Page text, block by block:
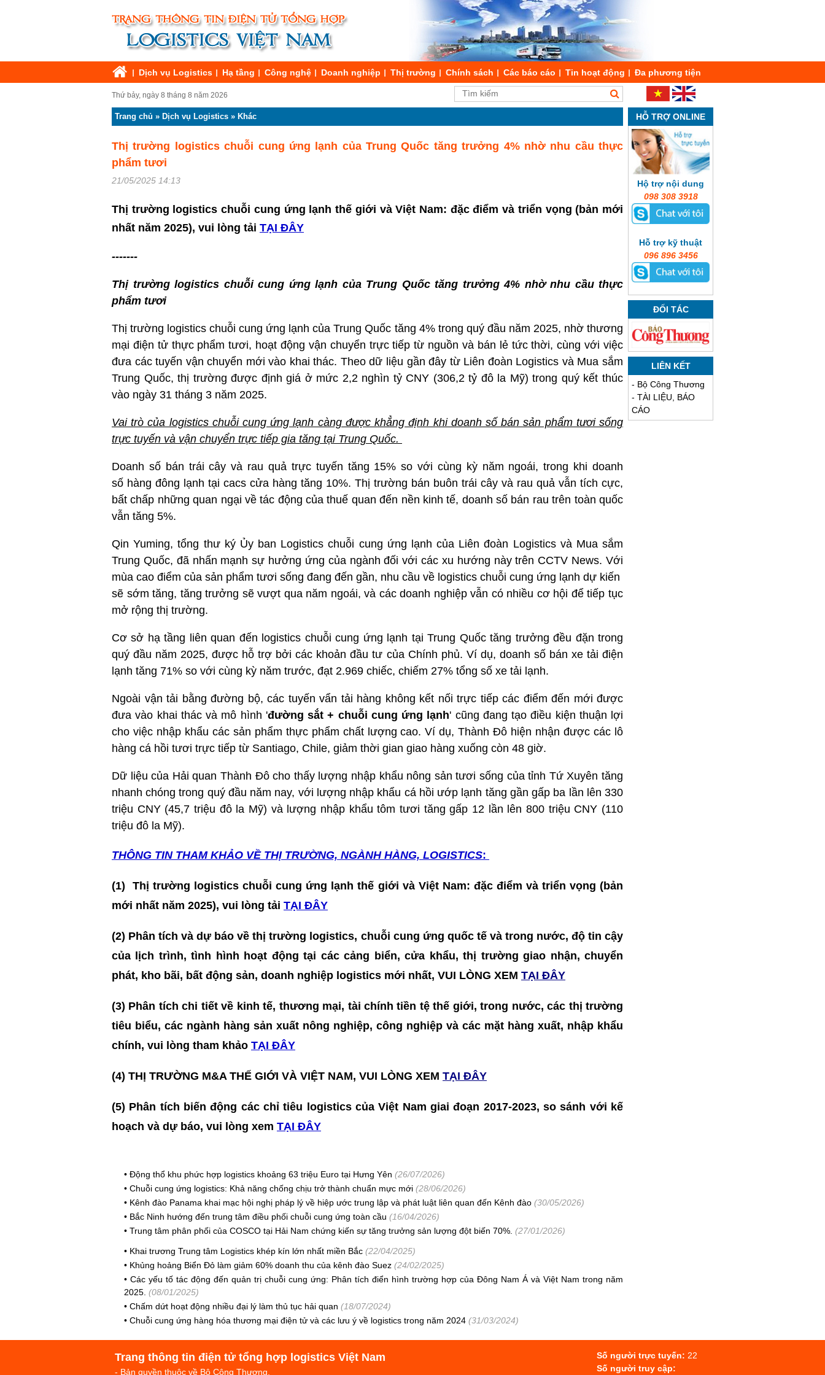
Dịch vụ Logistics Hạ tầng Công nghệ Doanh nghiệp Thị trường Chính sách Các báo cáo Tin hoạt động Đa phương tiện
Thứ bảy, ngày 8 tháng 8 năm 2026
Trang chủ » Dịch vụ Logistics » Khác
Thị trường logistics chuỗi cung ứng lạnh của Trung Quốc tăng trưởng 4% nhờ nhu cầu thực
phẩm tươi
21/05/2025 14:13
Thị trường logistics chuỗi cung ứng lạnh thế giới và Việt Nam: đặc điểm và triển vọng (bản mới
nhất năm 2025), vui lòng tải TẠI ĐÂY
-------
Thị trường logistics chuỗi cung ứng lạnh của Trung Quốc tăng trưởng 4% nhờ nhu cầu thực
phẩm tươi
Thị trường logistics chuỗi cung ứng lạnh của Trung Quốc tăng 4% trong quý đầu năm 2025, nhờ thương
mại điện tử thực phẩm tươi, hoạt động vận chuyển trực tiếp từ nguồn và bán lẻ tức thời, cùng với việc
đưa các tuyến vận chuyển mới vào khai thác. Theo dữ liệu gần đây từ Liên đoàn Logistics và Mua sắm
Trung Quốc, thị trường được định giá ở mức 2,2 nghìn tỷ CNY (306,2 tỷ đô la Mỹ) trong quý kết thúc
vào ngày 31 tháng 3 năm 2025.
Vai trò của logistics chuỗi cung ứng lạnh càng được khẳng định khi doanh số bán sản phẩm tươi sống
trực tuyến và vận chuyển trực tiếp gia tăng tại Trung Quốc.
Doanh số bán trái cây và rau quả trực tuyến tăng 15% so với cùng kỳ năm ngoái, trong khi doanh
số hàng đông lạnh tại cacs cửa hàng tăng 10%. Thị trường bán buôn trái cây và rau quả vẫn tích cực,
bất chấp những quan ngại về tác động của thuế quan đến nền kinh tế, doanh số bán rau trên toàn quốc
vẫn tăng 5%.
Qin Yuming, tổng thư ký Ủy ban Logistics chuỗi cung ứng lạnh của Liên đoàn Logistics và Mua sắm
Trung Quốc, đã nhấn mạnh sự hưởng ứng của ngành đối với các xu hướng này trên CCTV News. Với
mùa cao điểm của sản phẩm tươi sống đang đến gần, nhu cầu về logistics chuỗi cung ứng lạnh dự kiến ​​
sẽ sớm tăng, tăng trưởng sẽ vượt qua năm ngoái, và các doanh nghiệp vẫn có nhiều cơ hội để tiếp tục
mở rộng thị trường.
Cơ sở hạ tầng liên quan đến logistics chuỗi cung ứng lạnh tại Trung Quốc tăng trưởng đều đặn trong
quý đầu năm 2025, được hỗ trợ bởi các khoản đầu tư của Chính phủ. Ví dụ, doanh số bán xe tải điện
lạnh tăng 71% so với cùng kỳ năm trước, đạt 2.969 chiếc, chiếm 27% tổng số xe tải lạnh.
Ngoài vận tải bằng đường bộ, các tuyến vẩn tải hàng không kết nối trực tiếp các điểm đến mới được
đưa vào khai thác và mô hình 'đường sắt + chuỗi cung ứng lạnh' cũng đang tạo điều kiện thuận lợi
cho việc nhập khẩu các sản phẩm thực phẩm chất lượng cao. Ví dụ, Thành Đô hiện nhận được các lô
hàng cá hồi tươi trực tiếp từ Santiago, Chile, giảm thời gian giao hàng xuống còn 48 giờ.
Dữ liệu của Hải quan Thành Đô cho thấy lượng nhập khẩu nông sản tươi sống của tỉnh Tứ Xuyên tăng
nhanh chóng trong quý đầu năm nay, với lượng nhập khẩu cá hồi ướp lạnh tăng gần gấp ba lần lên 330
triệu CNY (45,7 triệu đô la Mỹ) và lượng nhập khẩu tôm tươi tăng gấp 12 lần lên 800 triệu CNY (110
triệu đô la Mỹ).
THÔNG TIN THAM KHẢO VỀ THỊ TRƯỜNG, NGÀNH HÀNG, LOGISTICS:
(1)Thị trường logistics chuỗi cung ứng lạnh thế giới và Việt Nam: đặc điểm và triển vọng (bản
mới nhất năm 2025), vui lòng tải TẠI ĐÂY
(2) Phân tích và dự báo về thị trường logistics, chuỗi cung ứng quốc tế và trong nước, độ tin cậy
của lịch trình, tình hình hoạt động tại các cảng biển, cửa khẩu, thị trường giao nhận, chuyển
phát, kho bãi, bất động sản, doanh nghiệp logistics mới nhất, VUI LÒNG XEM TẠI ĐÂY
(3) Phân tích chi tiết về kinh tế, thương mại, tài chính tiền tệ thế giới, trong nước, các thị trường
tiêu biểu, các ngành hàng sản xuất nông nghiệp, công nghiệp và các mặt hàng xuất, nhập khẩu
chính, vui lòng tham khảo TẠI ĐÂY
(4) THỊ TRƯỜNG M&A THẾ GIỚI VÀ VIỆT NAM, VUI LÒNG XEM TẠI ĐÂY
(5) Phân tích biến động các chỉ tiêu logistics của Việt Nam giai đoạn 2017-2023, so sánh với kế
hoạch và dự báo, vui lòng xem TẠI ĐÂY
• Động thổ khu phức hợp logistics khoảng 63 triệu Euro tại Hưng Yên (26/07/2026)
• Chuỗi cung ứng logistics: Khả năng chống chịu trở thành chuẩn mực mới (28/06/2026)
• Kênh đào Panama khai mạc hội nghị pháp lý về hiệp ước trung lập và phát luật liên quan đến Kênh đào (30/05/2026)
• Bắc Ninh hướng đến trung tâm điều phối chuỗi cung ứng toàn cầu (16/04/2026)
• Trung tâm phân phối của COSCO tại Hải Nam chứng kiến ​​sự tăng trưởng sản lượng đột biến 70%. (27/01/2026)
• Khai trương Trung tâm Logistics khép kín lớn nhất miền Bắc (22/04/2025)
• Khủng hoảng Biển Đỏ làm giảm 60% doanh thu của kênh đào Suez (24/02/2025)
• Các yếu tố tác động đến quản trị chuỗi cung ứng: Phân tích điển hình trường hợp của Đông Nam Á và Việt Nam trong năm
2025. (08/01/2025)
• Chấm dứt hoạt động nhiều đại lý làm thủ tục hải quan (18/07/2024)
• Chuỗi cung ứng hàng hóa thương mại điện tử và các lưu ý về logistics trong năm 2024 (31/03/2024)
HỖ TRỢ ONLINE
Hộ trợ nội dung
098 308 3918
Hỗ trợ kỹ thuật
096 896 3456
ĐỐI TÁC
LIÊN KẾT
- Bộ Công Thương
- TÀI LIỆU, BÁO
CÁO
Trang thông tin điện tử tổng hợp logistics Việt Nam
- Bản quyền thuộc về Bộ Công Thương.
Số người trực tuyến: 22
Số người truy cập: